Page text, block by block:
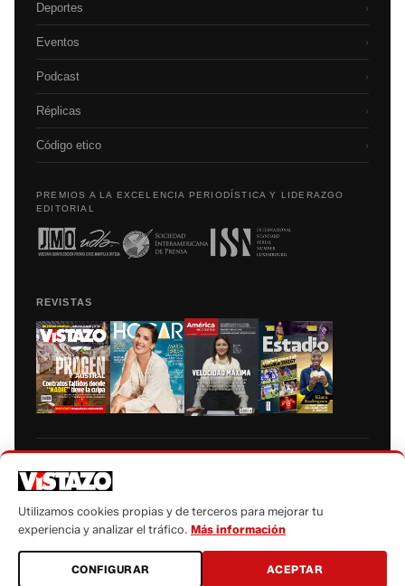
Deportes ›
Eventos ›
Podcast ›
Réplicas ›
Código etico ›
PREMIOS A LA EXCELENCIA PERIODÍSTICA Y LIDERAZGO
EDITORIAL
REVISTAS
autorización escrita de su titular, de todos los contenidos de Vistazo.com.
Utilizamos cookies propias y de terceros para mejorar tu
experiencia y analizar el tráfico. Más información
CONFIGURAR ACEPTAR